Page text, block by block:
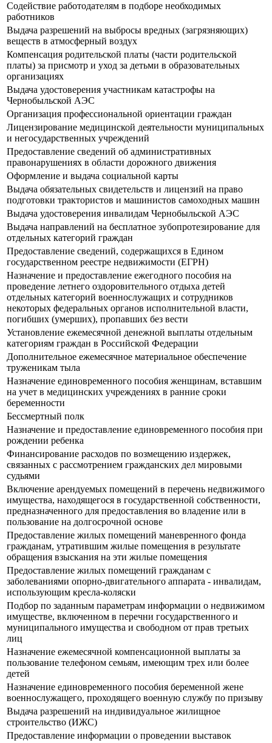
Содействие работодателям в подборе необходимых
работников
Выдача разрешений на выбросы вредных (загрязняющих)
веществ в атмосферный воздух
Компенсация родительской платы (части родительской
платы) за присмотр и уход за детьми в образовательных
организациях
Выдача удостоверения участникам катастрофы на
Чернобыльской АЭС
Организация профессиональной ориентации граждан
Лицензирование медицинской деятельности муниципальных
и негосударственных учреждений
Предоставление сведений об административных
правонарушениях в области дорожного движения
Оформление и выдача социальной карты
Выдача обязательных свидетельств и лицензий на право
подготовки трактористов и машинистов самоходных машин
Выдача удостоверения инвалидам Чернобыльской АЭС
Выдача направлений на бесплатное зубопротезирование для
отдельных категорий граждан
Предоставление сведений, содержащихся в Едином
государственном реестре недвижимости (ЕГРН)
Назначение и предоставление ежегодного пособия на
проведение летнего оздоровительного отдыха детей
отдельных категорий военнослужащих и сотрудников
некоторых федеральных органов исполнительной власти,
погибших (умерших), пропавших без вести
Установление ежемесячной денежной выплаты отдельным
категориям граждан в Российской Федерации
Дополнительное ежемесячное материальное обеспечение
труженикам тыла
Назначение единовременного пособия женщинам, вставшим
на учет в медицинских учреждениях в ранние сроки
беременности
Бессмертный полк
Назначение и предоставление единовременного пособия при
рождении ребенка
Финансирование расходов по возмещению издержек,
связанных с рассмотрением гражданских дел мировыми
судьями
Включение арендуемых помещений в перечень недвижимого
имущества, находящегося в государственной собственности,
предназначенного для предоставления во владение или в
пользование на долгосрочной основе
Предоставление жилых помещений маневренного фонда
гражданам, утратившим жилые помещения в результате
обращения взыскания на эти жилые помещения
Предоставление жилых помещений гражданам с
заболеваниями опорно-двигательного аппарата - инвалидам,
использующим кресла-коляски
Подбор по заданным параметрам информации о недвижимом
имуществе, включенном в перечни государственного и
муниципального имущества и свободном от прав третьих
лиц
Назначение ежемесячной компенсационной выплаты за
пользование телефоном семьям, имеющим трех или более
детей
Назначение единовременного пособия беременной жене
военнослужащего, проходящего военную службу по призыву
Выдача разрешений на индивидуальное жилищное
строительство (ИЖС)
Предоставление информации о проведении выставок